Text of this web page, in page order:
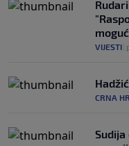
VIJESTI
CRNA